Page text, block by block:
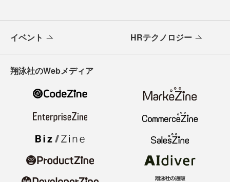
イベント HRテクノロジー
翔泳社のWebメディア